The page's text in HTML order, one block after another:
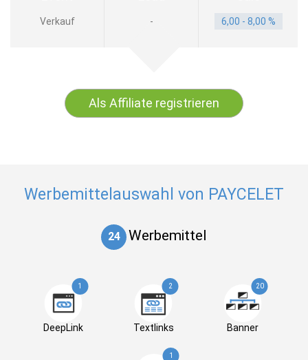
Verkauf - 6,00 - 8,00 %
Als Affiliate registrieren
Werbemittelauswahl von PAYCELET
24 Werbemittel
1
DeepLink
2
Textlinks
20
Banner
1